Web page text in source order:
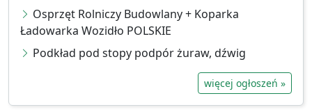
Osprzęt Rolniczy Budowlany + Koparka
Ładowarka Wozidło POLSKIE
Podkład pod stopy podpór żuraw, dźwig
więcej ogłoszeń »